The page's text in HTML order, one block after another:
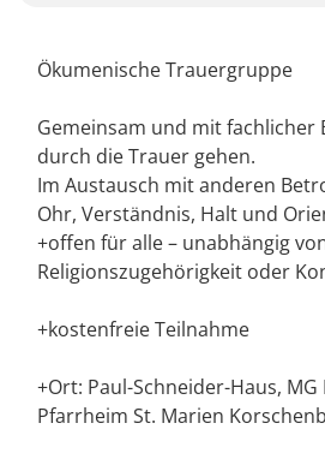
Ökumenische Trauergruppe
Gemeinsam und mit fachlicher
durch die Trauer gehen.
Im Austausch mit anderen
Ohr, Verständnis, Halt und
+offen für alle – unabhängig
Religionszugehörigkeit oder
+kostenfreie Teilnahme
+Ort: Paul-Schneider-Haus, MG
Pfarrheim St. Marien